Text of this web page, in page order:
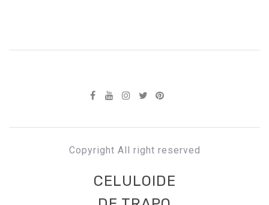
Copyright All right reserved
CELULOIDE